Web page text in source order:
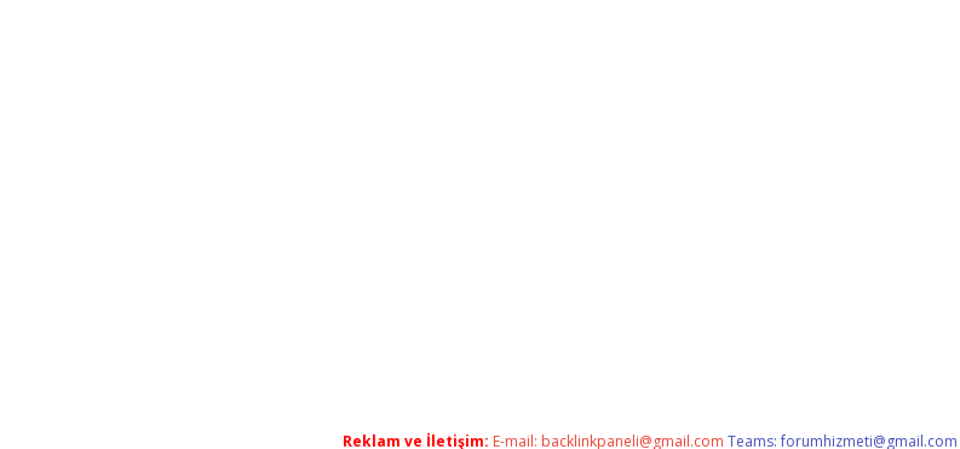
Reklam ve İletişim: E-mail: backlinkpaneli@gmail.com Teams:forumhizmeti@gmail.com